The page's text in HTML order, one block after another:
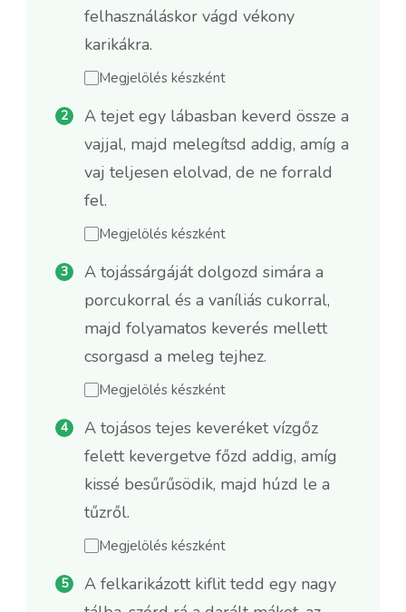
felhasználáskor vágd vékony
karikákra.
Megjelölés készként
A tejet egy lábasban keverd össze a
vajjal, majd melegítsd addig, amíg a
vaj teljesen elolvad, de ne forrald
fel.
Megjelölés készként
A tojássárgáját dolgozd simára a
porcukorral és a vaníliás cukorral,
majd folyamatos keverés mellett
csorgasd a meleg tejhez.
Megjelölés készként
A tojásos tejes keveréket vízgőz
felett kevergetve főzd addig, amíg
kissé besűrűsödik, majd húzd le a
tűzről.
Megjelölés készként
A felkarikázott kiflit tedd egy nagy